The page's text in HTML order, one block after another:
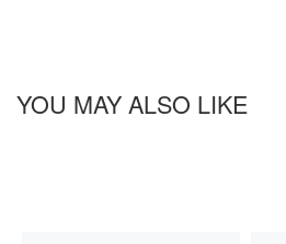
YOU MAY ALSO LIKE